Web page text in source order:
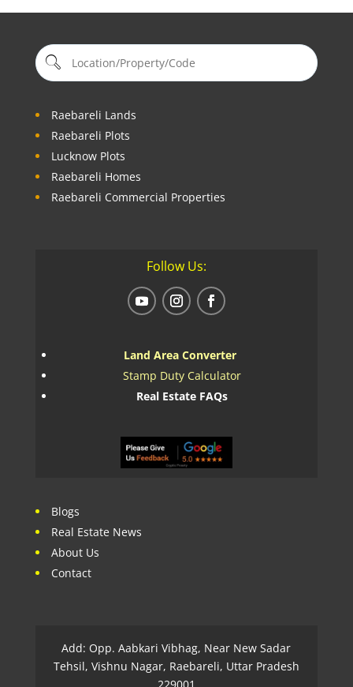
Raebareli Lands
Raebareli Plots
Lucknow Plots
Raebareli Homes
Raebareli Commercial Properties
Follow Us:
Land Area Converter
Stamp Duty Calculator
Real Estate FAQs
Blogs
Real Estate News
About Us
Contact
Add: Opp. Aabkari Vibhag, Near New Sadar
Tehsil, Vishnu Nagar, Raebareli, Uttar Pradesh